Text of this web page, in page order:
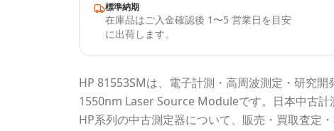
標準納期
在庫品はご入金確認後 1〜5 営業日を目安
に出荷します。
HP 81553SMは、電子計測・高周波測定・研究開
1550nm Laser Source Moduleです。 日本中古計
HP系列の中古測定器について、販売・買取査定